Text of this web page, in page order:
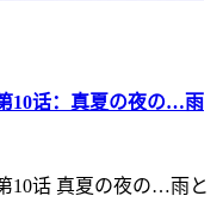
10话：真夏の夜の…雨
10话 真夏の夜の…雨と